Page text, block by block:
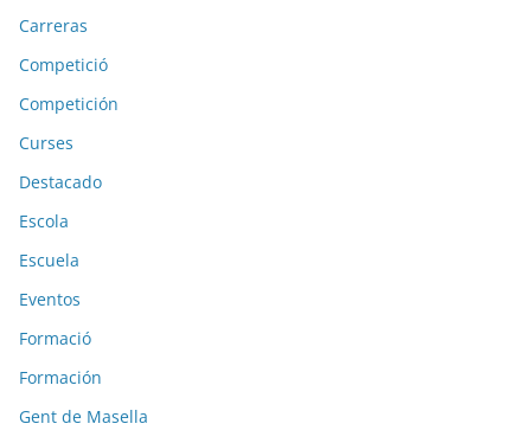
Carreras
Competició
Competición
Curses
Destacado
Escola
Escuela
Eventos
Formació
Formación
Gent de Masella